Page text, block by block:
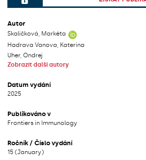
File can be accessed.
Autor
Skaličková, Markéta
Hadrava Vanova, Katerina
Uher, Ondrej
Zobrazit další autory
Datum vydání
2025
Publikováno v
Frontiers in Immunology
Ročník / Číslo vydání
15 (January)